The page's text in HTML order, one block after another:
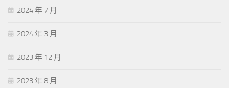
2024 年 7 月
2024 年 3 月
2023 年 12 月
2023 年 8 月